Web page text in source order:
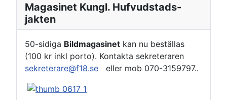
Magasinet Kungl. Hufvudstads-
jakten
50-sidiga Bildmagasinet kan nu beställas
(100 kr inkl porto). Kontakta sekreteraren
sekreterare@f18.se eller mob 070-3159797..